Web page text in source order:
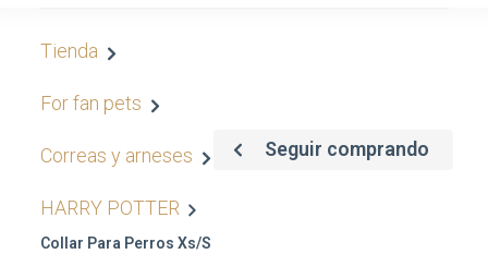
Tienda
For fan pets
Correas y arneses
HARRY POTTER
Collar Para Perros Xs/s
Seguir comprando